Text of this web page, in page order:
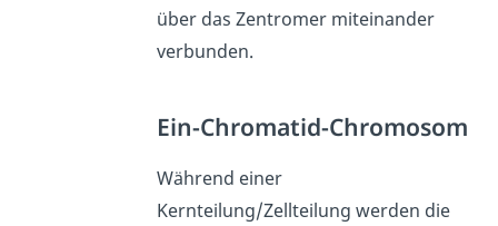
über das Zentromer miteinander
verbunden.
Ein-Chromatid-Chromosom
Während einer
Kernteilung/Zellteilung werden die